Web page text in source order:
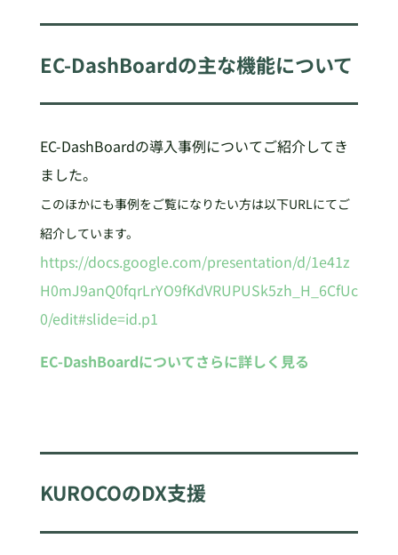
EC-DashBoardの主な機能について
EC-DashBoardの導入事例についてご紹介してき
ました。
このほかにも事例をご覧になりたい方は以下URLにてご
紹介しています。
https://docs.google.com/presentation/d/1e41z
H0mJ9anQ0fqrLrYO9fKdVRUPUSk5zh_H_6CfUc
0/edit#slide=id.p1
EC-DashBoardについてさらに詳しく見る
KUROCOのDX支援